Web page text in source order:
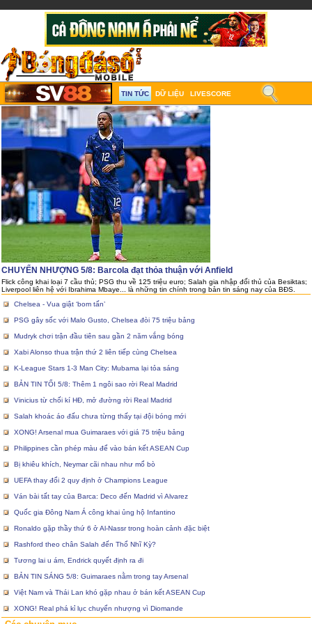
TIN TỨC DỮ LIỆU LIVESCORE
CHUYỂN NHƯỢNG 5/8: Barcola đạt thỏa thuận với Anfield
Flick công khai loại 7 cầu thủ; PSG thu về 125 triệu euro; Salah gia nhập đối thủ của Besiktas;
Liverpool liên hệ với Ibrahima Mbaye... là những tin chính trong bản tin sáng nay của BĐS.
Chelsea - Vua giật ‘bom tấn’
PSG gây sốc với Malo Gusto, Chelsea đòi 75 triệu bảng
Mudryk chơi trận đầu tiên sau gần 2 năm vắng bóng
Xabi Alonso thua trận thứ 2 liên tiếp cùng Chelsea
K-League Stars 1-3 Man City: Mubama lại tỏa sáng
BẢN TIN TỐI 5/8: Thêm 1 ngôi sao rời Real Madrid
Vinicius từ chối kí HĐ, mở đường rời Real Madrid
Salah khoác áo đấu chưa từng thấy tại đội bóng mới
XONG! Arsenal mua Guimaraes với giá 75 triệu bảng
Philippines cần phép màu để vào bán kết ASEAN Cup
Bị khiêu khích, Neymar cãi nhau như mổ bò
UEFA thay đổi 2 quy định ở Champions League
Ván bài tất tay của Barca: Deco đến Madrid vì Alvarez
Quốc gia Đông Nam Á công khai ủng hộ Infantino
Ronaldo gặp thầy thứ 6 ở Al-Nassr trong hoàn cảnh đặc biệt
Rashford theo chân Salah đến Thổ Nhĩ Kỳ?
Tương lai u ám, Endrick quyết định ra đi
BẢN TIN SÁNG 5/8: Guimaraes nằm trong tay Arsenal
Việt Nam và Thái Lan khó gặp nhau ở bán kết ASEAN Cup
XONG! Real phá kỉ lục chuyển nhượng vì Diomande